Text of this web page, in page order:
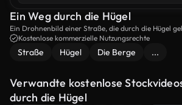
Ein Weg durch die Hügel
Ein Drohnenbild einer Straße, die durch die Hügel
Kostenlose kommerzielle Nutzungsrechte
Straße Hügel Die Berge ...
Verwandte kostenlose
durch die Hügel